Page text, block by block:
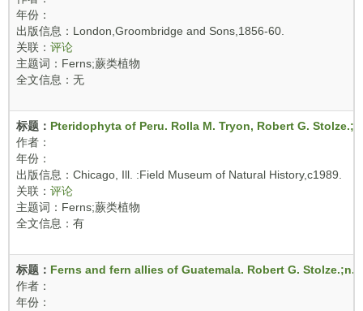
年份：
出版信息：London,Groombridge and Sons,1856-60.
关联： 评论
主题词：Ferns;蕨类植物
全文信息：无
标题： Pteridophyta of Peru. Rolla M. Tryon, Robert G.
作者：
年份：
出版信息：Chicago, Ill. :Field Museum of Natural History,c1989.
关联： 评论
主题词：Ferns;蕨类植物
全文信息：有
标题： Ferns and fern allies of Guatemala. Robert G.
作者：
年份：